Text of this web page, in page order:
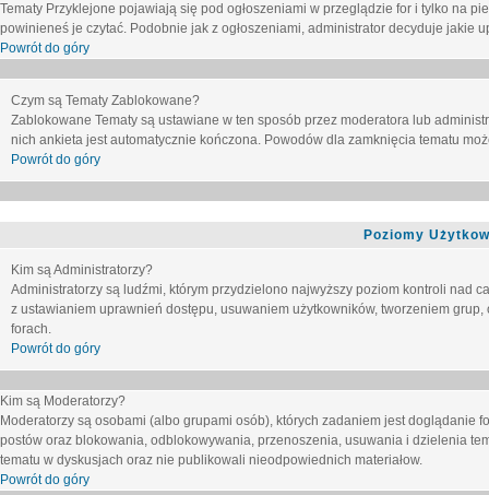
Tematy Przyklejone pojawiają się pod ogłoszeniami w przeglądzie for i tylko na
powinieneś je czytać. Podobnie jak z ogłoszeniami, administrator decyduje
Powrót do góry
Czym są Tematy Zablokowane?
Zablokowane Tematy są ustawiane w ten sposób przez moderatora lub
nich ankieta jest automatycznie kończona. Powodów dla zamknięcia tematu
Powrót do góry
Poziomy
Kim są Administratorzy?
Administratorzy są ludźmi, którym przydzielono najwyższy poziom kontroli nad
z ustawianiem uprawnień dostępu, usuwaniem użytkowników, tworzeniem
forach.
Powrót do góry
Kim są Moderatorzy?
Moderatorzy są osobami (albo grupami osób), których zadaniem jest
postów oraz blokowania, odblokowywania, przenoszenia, usuwania i dzielenia
tematu w dyskusjach oraz nie publikowali nieodpowiednich materiałow.
Powrót do góry